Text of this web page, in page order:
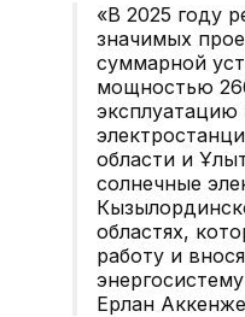
«В 2025 году
значимых
суммарной
мощностью
области и
солнечные
областях,
работу и
Ерлан